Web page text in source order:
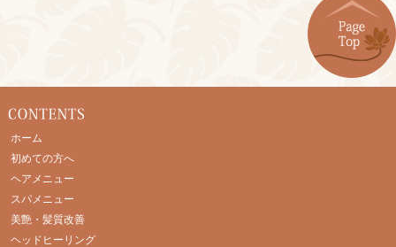
ホーム
初めての方へ
ヘアメニュー
スパメニュー
美艶・髪質改善
ヘッドヒーリング